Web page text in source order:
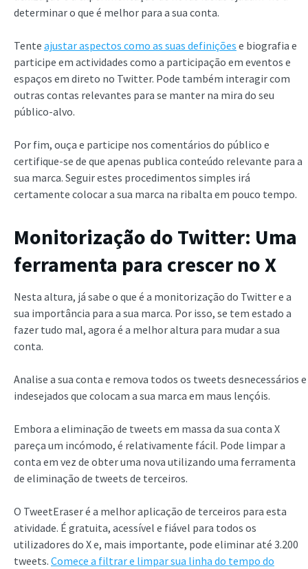
determinar o que é melhor para a sua conta.
Tente ajustar aspectos como as suas definições e biografia e
participe em actividades como a participação em eventos e
espaços em direto no Twitter. Pode também interagir com
outras contas relevantes para se manter na mira do seu
público-alvo.
Por fim, ouça e participe nos comentários do público e
certifique-se de que apenas publica conteúdo relevante para a
sua marca. Seguir estes procedimentos simples irá
certamente colocar a sua marca na ribalta em pouco tempo.
Monitorização do Twitter: Uma
ferramenta para crescer no X
Nesta altura, já sabe o que é a monitorização do Twitter e a
sua importância para a sua marca. Por isso, se tem estado a
fazer tudo mal, agora é a melhor altura para mudar a sua
conta.
Analise a sua conta e remova todos os tweets desnecessários e
indesejados que colocam a sua marca em maus lençóis.
Embora a eliminação de tweets em massa da sua conta X
pareça um incómodo, é relativamente fácil. Pode limpar a
conta em vez de obter uma nova utilizando uma ferramenta
de eliminação de tweets de terceiros.
O TweetEraser é a melhor aplicação de terceiros para esta
atividade. É gratuita, acessível e fiável para todos os
utilizadores do X e, mais importante, pode eliminar até 3.200
tweets. Comece a filtrar e limpar sua linha do tempo do